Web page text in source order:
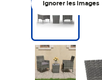
Ignorer les images